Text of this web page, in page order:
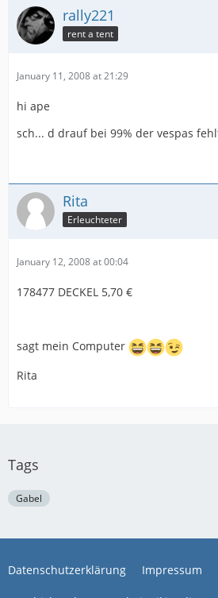
rally221
rent a tent
January 11, 2008 at 21:29
hi ape
sch... d drauf bei 99% der vespas
Rita
Erleuchteter
January 12, 2008 at 00:04
178477 DECKEL 5,70 €
sagt mein Computer
Rita
Tags
Gabel
Datenschutzerklärung Impressum